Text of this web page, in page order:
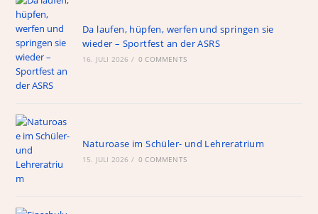
Da laufen, hüpfen, werfen und springen sie
wieder – Sportfest an der ASRS
16. JULI 2026 / 0 COMMENTS
Naturoase im Schüler- und Lehreratrium
15. JULI 2026 / 0 COMMENTS